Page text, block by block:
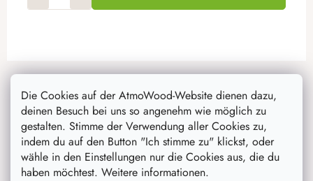
Die Cookies auf der AtmoWood-Website dienen dazu,
deinen Besuch bei uns so angenehm wie möglich zu
gestalten. Stimme der Verwendung aller Cookies zu,
indem du auf den Button "Ich stimme zu" klickst, oder
wähle in den Einstellungen nur die Cookies aus, die du
haben möchtest. Weitere informationen.
F